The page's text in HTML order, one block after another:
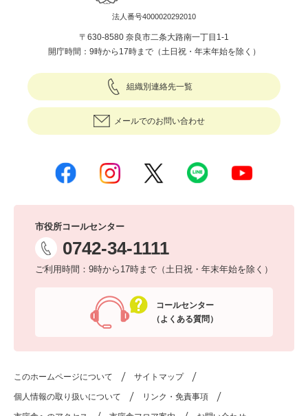
法人番号4000020292010
〒630-8580 奈良市二条大路南一丁目1-1
開庁時間：9時から17時まで（土日祝・年末年始を除く）
組織別連絡先一覧
メールでのお問い合わせ
市役所コールセンター
0742-34-1111
ご利用時間：9時から17時まで（土日祝・年末年始を除く）
コールセンター
（よくある質問）
このホームページについて サイトマップ
個人情報の取り扱いについて リンク・免責事項